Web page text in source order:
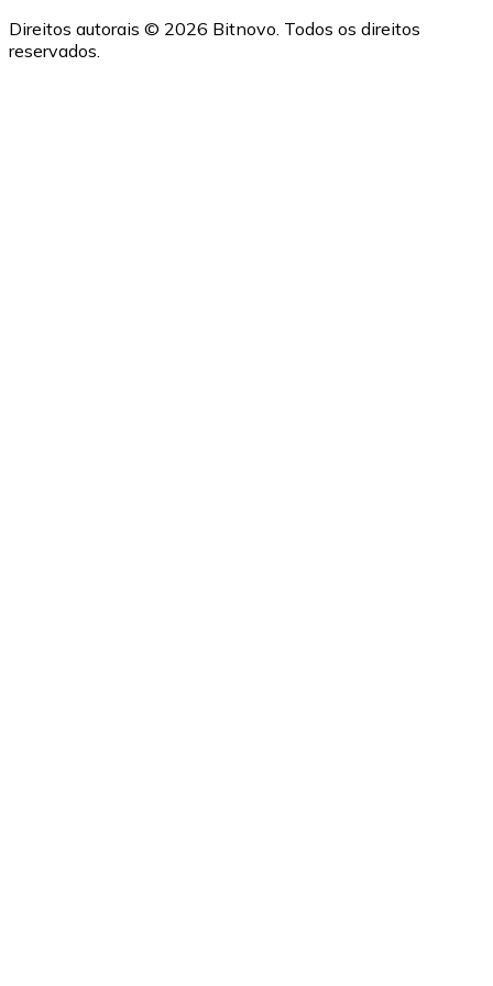
Direitos autorais © 2026 Bitnovo. Todos os direitos
reservados.